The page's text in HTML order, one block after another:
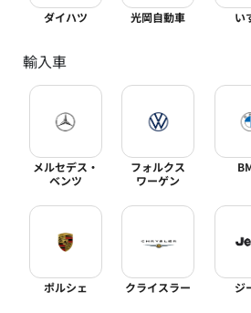
ダイハツ 光岡自動車 い
輸入車
メルセデス・
ベンツ
フォルクス
ワーゲン
ポルシェ クライスラー ジ